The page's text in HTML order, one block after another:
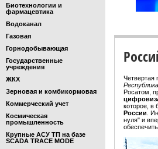
Биотехнологии и
фармацевтика
Водоканал
Газовая
Горнодобывающая
Государственные
учреждения
ЖКХ
Зерновая и комбикормовая
Коммерческий учет
Космическая
промышленность
Крупные АСУ ТП на базе
SCADA TRACE MODE
Четвертая
Росатом,
которое, в
России .
нуля" и